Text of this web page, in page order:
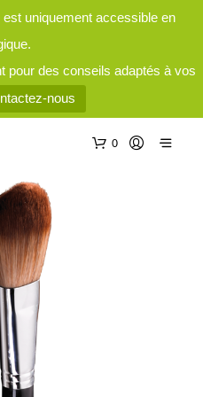
uniquement accessible en
pour des conseils adaptés à vos
nous
0